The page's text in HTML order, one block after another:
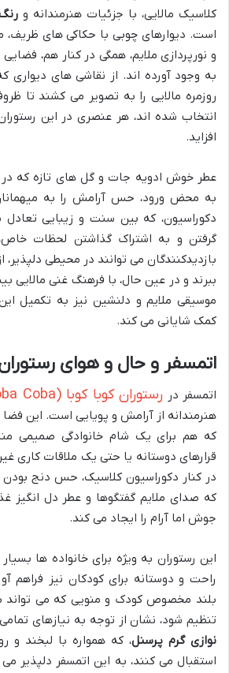
کلاسیک مالایی، با جزئیات هنرمندانه و
است. دیوارهای چوبی با حکاکی های
و نورپردازی ملایم، همگی در کنار هم،
به وجود آورده اند. از نقاشی های دیواری
روزمره مالایی را به تصویر می کشند تا
انتخاب شده اند، هر عنصری در این
افزاید.
عطر خوش ادویه جات و گل های تازه که
به محض ورود، حس آرامش را به
دکوراسیون، که بین سنت و زیبایی تعادل
گرفتن و به اشتراک گذاشتن لحظات
بازدیدکنندگان می توانند در محیطی
ببرند و در عین حال، با فرهنگ غنی مالایی
موسیقی ملایم و دلنشین نیز به تکمیل
کمک شایانی می کند.
اتمسفر و حال و هوای
اتمسفر در رستوران کوبا کوبا (Coba Coba) سنگاپور
هنرمندانه از آرامش و پویایی است. این
که هم برای یک شام خانوادگی صمیمی
قرارهای دوستانه یا حتی یک ملاقات کاری
در کنار دکوراسیون کلاسیک، حس دنج بودن
که صدای ملایم گفتگوها و عطر دل انگیز
جوش اما آرام را ایجاد می کند.
این رستوران به ویژه برای خانواده ها
راحت و دوستانه برای کودکان نیز فراهم
بلند مخصوص کودک و منویی که می تواند
تنظیم شود، نشان از توجه به نیازهای
نوازی گرم پرسنل، که همواره با لبخند و
استقبال می کنند، به این اتمسفر دلپذیر